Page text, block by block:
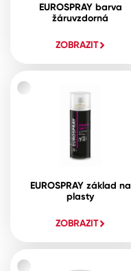
EUROSPRAY barva
žáruvzdorná
ZOBRAZIT
EUROSPRAY základ na
plasty
ZOBRAZIT